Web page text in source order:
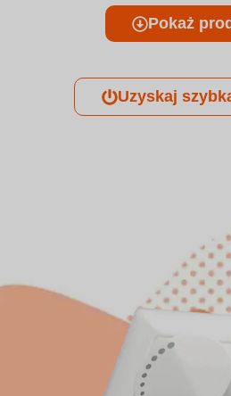
Pokaż
Uzyskaj